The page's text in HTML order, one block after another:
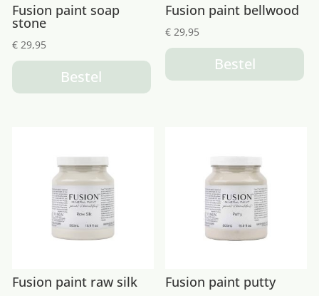
Fusion paint soap
stone
€29,95
Bestel
Fusion paint bellwood
€ 29,95
Bestel
Fusion paint raw silk Fusion paint putty